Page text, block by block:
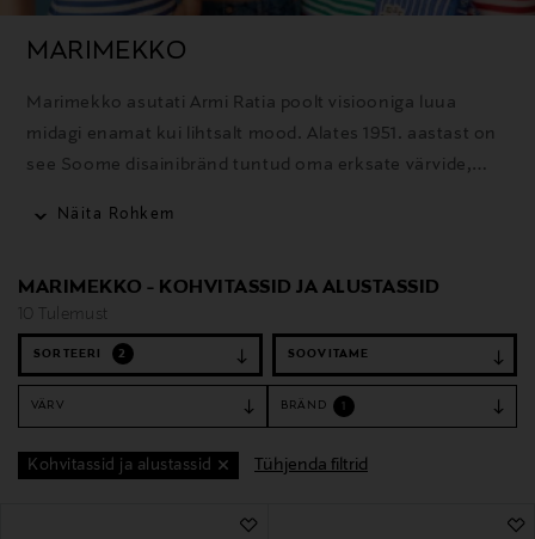
MARIMEKKO
Marimekko asutati Armi Ratia poolt visiooniga luua
midagi enamat kui lihtsalt mood. Alates 1951. aastast on
see Soome disainibränd tuntud oma erksate värvide,
vastupidavast käsitööst.
Näita Rohkem
MARIMEKKO - KOHVITASSID JA ALUSTASSID
10 Tulemust
SORTEERI 2
VÄRV BRÄND
Kohvitassid ja alustassid Tühjenda filtrid